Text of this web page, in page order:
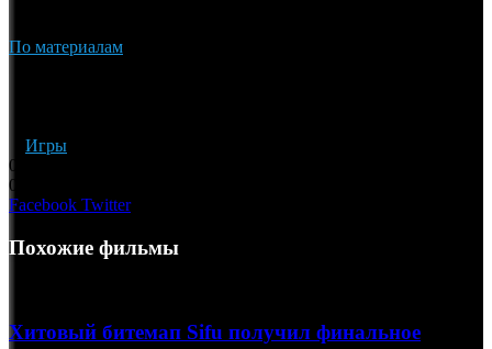
По материалам
Игры
03.09.2024
0
Facebook TwitterLinkedIn
Pinterest
Вконтакте
Одноклассники
Skype
WhatsApp
Telegram
Viber
Похожие фильмы
Хитовый битемап Sifu получил финальное